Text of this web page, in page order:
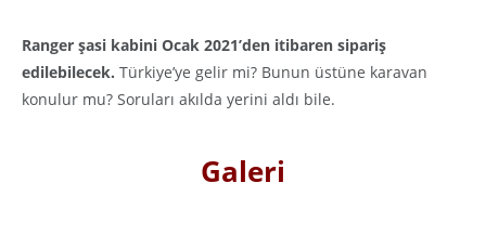
Ranger şasi kabini Ocak 2021’den itibaren sipariş
edilebilecek. Türkiye’ye gelir mi? Bunun üstüne karavan
konulur mu? Soruları akılda yerini aldı bile.
Galeri